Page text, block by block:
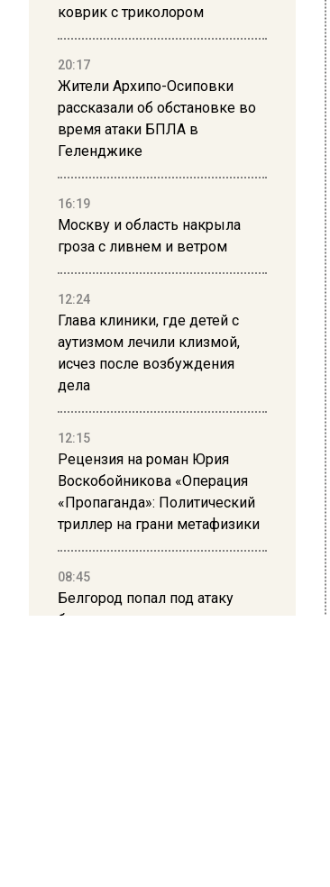
коврик с триколором
20:17
Жители Архипо-Осиповки
рассказали об обстановке во
время атаки БПЛА в
Геленджике
16:19
Москву и область накрыла
гроза с ливнем и ветром
12:24
Глава клиники, где детей с
аутизмом лечили клизмой,
исчез после возбуждения
дела
12:15
Рецензия на роман Юрия
Воскобойникова «Операция
«Пропаганда»: Политический
триллер на грани метафизики
08:45
Белгород попал под атаку
беспилотников — жители